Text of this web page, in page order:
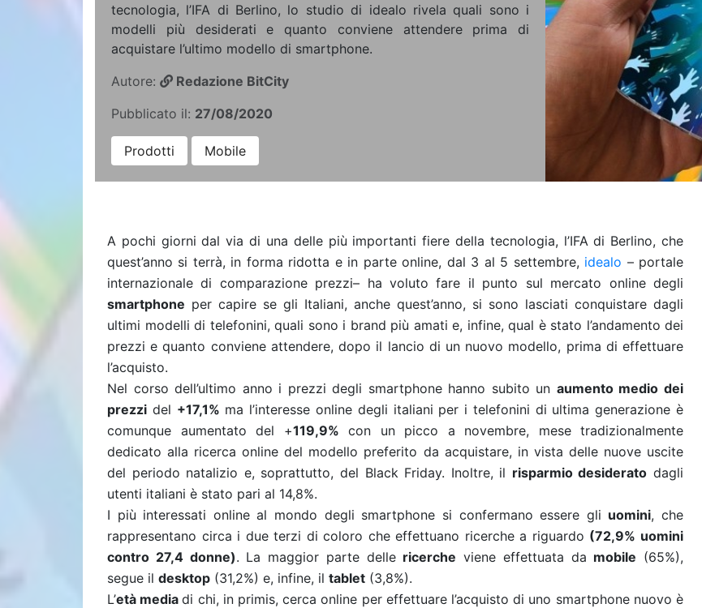
tecnologia, l’IFA di Berlino, lo studio di idealo rivela quali sono i
modelli più desiderati e quanto conviene attendere prima di
acquistare l’ultimo modello di smartphone.
Autore:
Redazione BitCity
Pubblicato il: 27/08/2020
Prodotti Mobile
A pochi giorni dal via di una delle più importanti fiere della tecnologia, l’IFA di Berlino, che
quest’anno si terrà, in forma ridotta e in parte online, dal 3 al 5 settembre, idealo – portale
internazionale di comparazione prezzi– ha voluto fare il punto sul mercato online degli
smartphone per capire se gli Italiani, anche quest’anno, si sono lasciati conquistare dagli
ultimi modelli di telefonini, quali sono i brand più amati e, infine, qual è stato l’andamento dei
prezzi e quanto conviene attendere, dopo il lancio di un nuovo modello, prima di effettuare
l’acquisto.
Nel corso dell’ultimo anno i prezzi degli smartphone hanno subito un aumento medio dei
prezzi del +17,1% ma l’interesse online degli italiani per i telefonini di ultima generazione è
comunque aumentato del +119,9% con un picco a novembre, mese tradizionalmente
dedicato alla ricerca online del modello preferito da acquistare, in vista delle nuove uscite
del periodo natalizio e, soprattutto, del Black Friday. Inoltre, il risparmio desiderato dagli
utenti italiani è stato pari al 14,8%.
I più interessati online al mondo degli smartphone si confermano essere gli uomini, che
rappresentano circa i due terzi di coloro che effettuano ricerche a riguardo (72,9% uomini
contro 27,4 donne). La maggior parte delle ricerche viene effettuata da mobile (65%),
segue il desktop (31,2%) e, infine, il tablet (3,8%).
L’età mediadi chi, in primis, cerca online per effettuare l’acquisto di uno smartphone nuovo è